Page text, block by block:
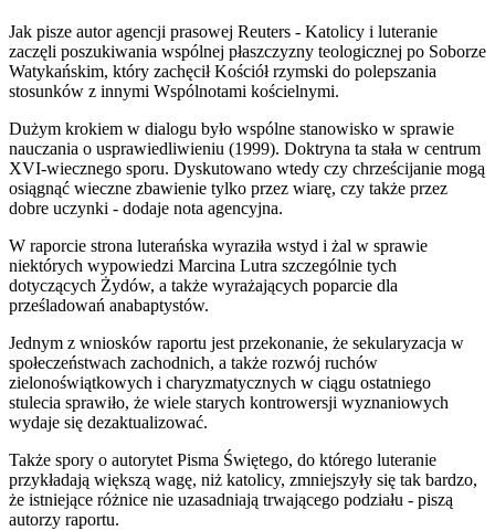
Jak pisze autor agencji prasowej Reuters - Katolicy i luteranie
zaczęli poszukiwania wspólnej płaszczyzny teologicznej po Soborze
Watykańskim, który zachęcił Kościół rzymski do polepszania
stosunków z innymi Wspólnotami kościelnymi.
Dużym krokiem w dialogu było wspólne stanowisko w sprawie
nauczania o usprawiedliwieniu (1999). Doktryna ta stała w centrum
XVI-wiecznego sporu. Dyskutowano wtedy czy chrześcijanie mogą
osiągnąć wieczne zbawienie tylko przez wiarę, czy także przez
dobre uczynki - dodaje nota agencyjna.
W raporcie strona luterańska wyraziła wstyd i żal w sprawie
niektórych wypowiedzi Marcina Lutra szczególnie tych
dotyczących Żydów, a także wyrażających poparcie dla
prześladowań anabaptystów.
Jednym z wniosków raportu jest przekonanie, że sekularyzacja w
społeczeństwach zachodnich, a także rozwój ruchów
zielonoświątkowych i charyzmatycznych w ciągu ostatniego
stulecia sprawiło, że wiele starych kontrowersji wyznaniowych
wydaje się dezaktualizować.
Także spory o autorytet Pisma Świętego, do którego luteranie
przykładają większą wagę, niż katolicy, zmniejszyły się tak bardzo,
że istniejące różnice nie uzasadniają trwającego podziału - piszą
autorzy raportu.